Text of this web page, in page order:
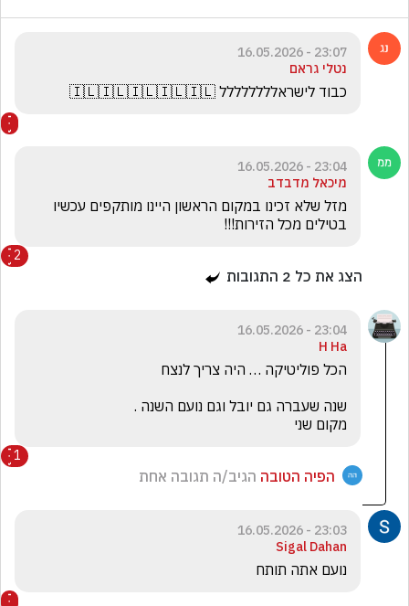
23:07 - 16.05.2026
נטלי גראם
כבוד לישראלללללללל 🇮🇱🇮🇱🇮🇱🇮🇱🇮🇱
23:04 - 16.05.2026
מיכאל מדבדב
בטילים מכל הזירות!!!
2
הצג את כל 2 התגובות
23:04 - 16.05.2026
H Ha
מקום שני
1
הפיה הטובה הגיב/ה תגובה אחת
23:03 - 16.05.2026
Sigal Dahan
נועם אתה תותח